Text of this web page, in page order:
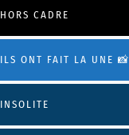
HORS CADRE
ILS ONT FAIT LA UNE 📸
INSOLITE